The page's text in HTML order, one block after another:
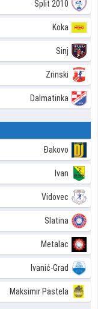
Split 2010
Koka
Sinj
Zrinski
Dalmatinka
Đakovo
Ivan
Vidovec
Slatina
Metalac
Ivanić-Grad
Maksimir Pastela